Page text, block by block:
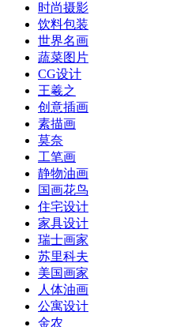
时尚摄影
饮料包装
世界名画
蔬菜图片
CG设计
王羲之
创意插画
素描画
莫奈
工笔画
静物油画
国画花鸟
住宅设计
家具设计
瑞士画家
苏里科夫
美国画家
人体油画
公寓设计
金农